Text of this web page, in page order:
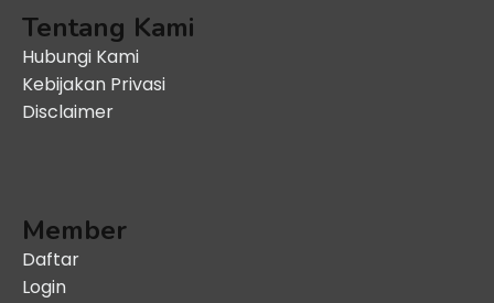
Tentang Kami
Hubungi Kami
Kebijakan Privasi
Disclaimer
Member
Daftar
Login